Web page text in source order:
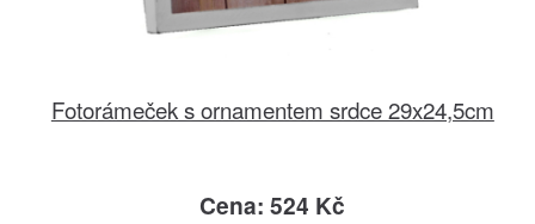
Fotorámeček s ornamentem srdce 29x24,5cm
Cena: 524 Kč